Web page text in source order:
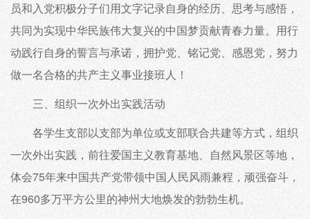
员和入党积极分子们用文字记录自身的经历、思考与感悟，
共同为实现中华民族伟大复兴的中国梦贡献青春力量。用行
动践行自身的誓言与承诺，拥护党、铭记党、感恩党，努力
做一名合格的共产主义事业接班人！
三、组织一次外出实践活动
各学生支部以支部为单位或支部联合共建等方式，组织
一次外出实践，前往爱国主义教育基地、自然风景区等地，
体会75年来中国共产党带领中国人民风雨兼程，顽强奋斗，
在960多万平方公里的神州大地焕发的勃勃生机。